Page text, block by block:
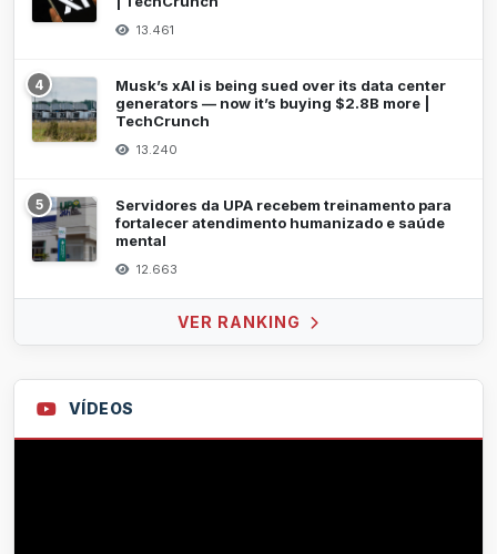
13.461
4
Musk’s xAI is being sued over its data center
generators — now it’s buying $2.8B more |
TechCrunch
13.240
5
Servidores da UPA recebem treinamento para
fortalecer atendimento humanizado e saúde
mental
12.663
VER RANKING
VÍDEOS